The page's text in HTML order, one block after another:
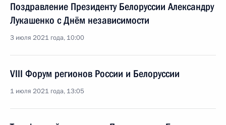
Поздравление Президенту Белоруссии Александру
Лукашенко с Днём независимости
3 июля 2021 года, 10:00
VIII Форум регионов России и Белоруссии
1 июля 2021 года, 13:05